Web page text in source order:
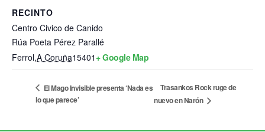
RECINTO
Centro Civico de Canido
Rúa Poeta Pérez Parallé
Ferrol,A Coruña15401+ Google Map
El Mago Invisible presenta ‘Nada es
lo que parece’
Trasankos Rock ruge de
nuevo en Narón